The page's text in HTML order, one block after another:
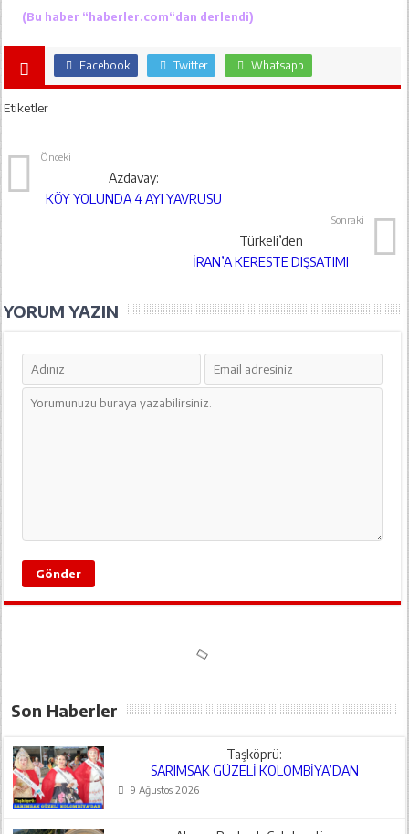
(Bu haber “haberler.com“dan derlendi)
Facebook Twitter Whatsapp
Etiketler
Önceki
Azdavay:
KÖY YOLUNDA 4 AYI YAVRUSU
Sonraki
Türkeli’den
İRAN’A KERESTE DIŞSATIMI
YORUM YAZIN
Son Haberler
Taşköprü:
SARIMSAK GÜZELİ KOLOMBİYA’DAN
9 Ağustos 2026